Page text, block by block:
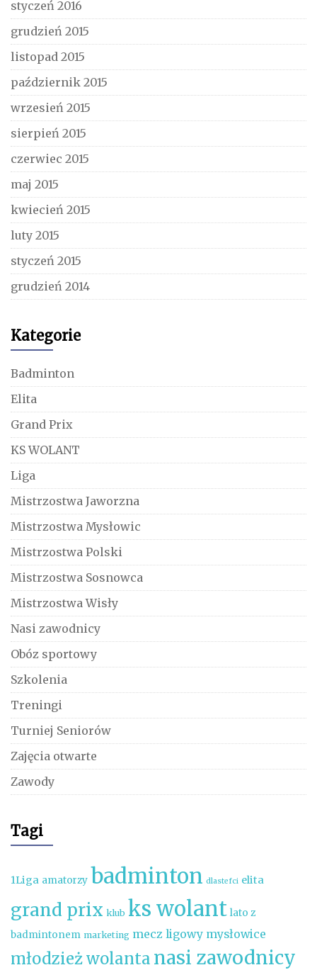
styczeń 2016
grudzień 2015
listopad 2015
październik 2015
wrzesień 2015
sierpień 2015
czerwiec 2015
maj 2015
kwiecień 2015
luty 2015
styczeń 2015
grudzień 2014
Kategorie
Badminton
Elita
Grand Prix
KS WOLANT
Liga
Mistrzostwa Jaworzna
Mistrzostwa Mysłowic
Mistrzostwa Polski
Mistrzostwa Sosnowca
Mistrzostwa Wisły
Nasi zawodnicy
Obóz sportowy
Szkolenia
Treningi
Turniej Seniorów
Zajęcia otwarte
Zawody
Tagi
1Liga amatorzy badminton dlastefci elita
grand prix klub ks wolant lato z
badmintonem marketing mecz ligowy mysłowice
młodzież wolanta nasi zawodnicy